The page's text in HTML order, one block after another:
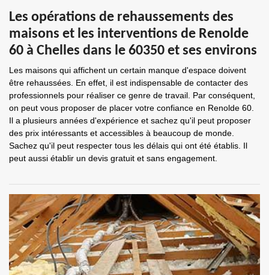
Les opérations de rehaussements des
maisons et les interventions de Renolde
60 à Chelles dans le 60350 et ses environs
Les maisons qui affichent un certain manque d'espace doivent
être rehaussées. En effet, il est indispensable de contacter des
professionnels pour réaliser ce genre de travail. Par conséquent,
on peut vous proposer de placer votre confiance en Renolde 60.
Il a plusieurs années d'expérience et sachez qu'il peut proposer
des prix intéressants et accessibles à beaucoup de monde.
Sachez qu'il peut respecter tous les délais qui ont été établis. Il
peut aussi établir un devis gratuit et sans engagement.